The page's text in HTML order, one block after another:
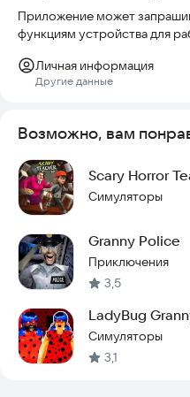
Приложение может
функциям устройства для
Личная информация
Другие данные
Возможно, вам
Scary Horror
Симуляторы
Granny Police
Приключения
3,5
LadyBug
Симуляторы
3,1